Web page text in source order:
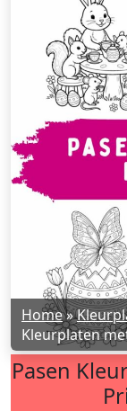
Home»
Kleurplaten
Pasen